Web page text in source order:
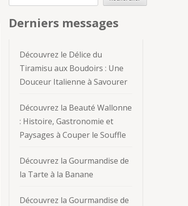
Derniers messages
Découvrez le Délice du
Tiramisu aux Boudoirs : Une
Douceur Italienne à Savourer
Découvrez la Beauté Wallonne
: Histoire, Gastronomie et
Paysages à Couper le Souffle
Découvrez la Gourmandise de
la Tarte à la Banane
Découvrez la Gourmandise de